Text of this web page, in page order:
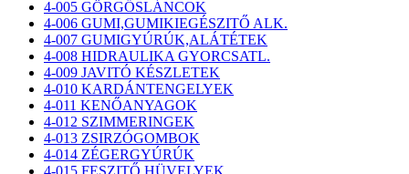
4-005 GÖRGŐSLÁNCOK
4-006 GUMI,GUMIKIEGÉSZITŐ ALK.
4-007 GUMIGYÚRÚK,ALÁTÉTEK
4-008 HIDRAULIKA GYORCSATL.
4-009 JAVITÓ KÉSZLETEK
4-010 KARDÁNTENGELYEK
4-011 KENŐANYAGOK
4-012 SZIMMERINGEK
4-013 ZSIRZÓGOMBOK
4-014 ZÉGERGYÚRÚK
4-015 FESZITŐ HÜVELYEK